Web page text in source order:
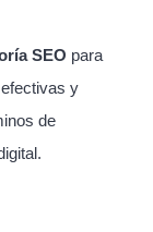
SEO para
y
de